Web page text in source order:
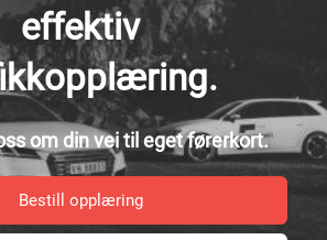
effektiv
om din vei til eget førerkort.
Bestill opplæring